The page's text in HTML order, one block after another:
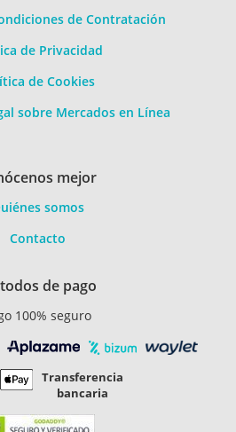
de Contratación
de Privacidad
de Cookies
sobre Mercados en Línea
mejor
somos
Contacto
de pago
100% seguro
Transferencia
bancaria